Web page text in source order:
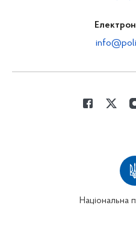
Національна